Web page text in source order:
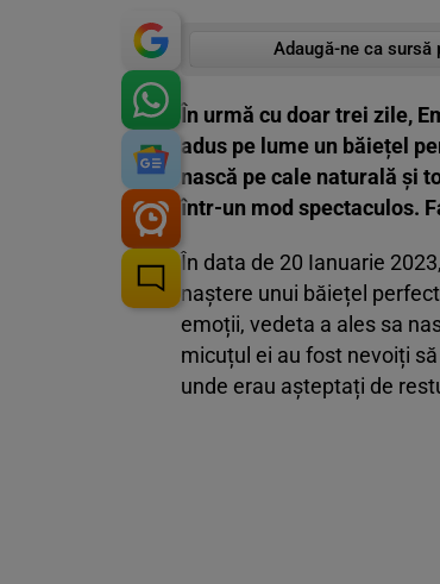
Adaugă-ne ca sursă
În urmă cu doar trei zile,
adus pe lume un băiețel
nască pe cale naturală și
într-un mod spectaculos.
În data de 20 Ianuarie
naștere unui băiețel
emoții, vedeta a ales sa
micuțul ei au fost nevoiți
unde erau așteptați de